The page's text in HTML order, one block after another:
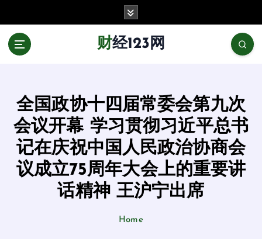
财经123网
全国政协十四届常委会第九次
会议开幕 学习贯彻习近平总书
记在庆祝中国人民政治协商会
议成立75周年大会上的重要讲
话精神 王沪宁出席
Home